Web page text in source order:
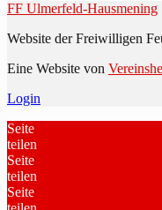
FF Ulmerfeld-Hausmening
Website der Freiwilligen
Eine Website von
Login
Seite
teilen
Seite
teilen
Seite